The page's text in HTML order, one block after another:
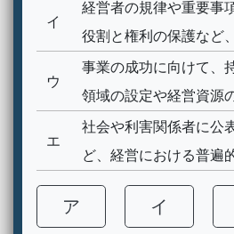
イ
経営者の規律や重要事
役割と権利の保護など
ウ
事業の成功に向けて、
領域の設定や経営資源
エ
社会や利害関係者に公
ど、経営における普遍
ア イ